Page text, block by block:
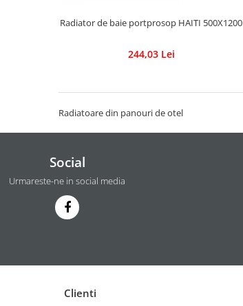
Radiator de baie portprosop HAITI 500X1200
244,03 Lei
Radiatoare din panouri de otel
Social
Urmareste-ne in social media
Clienti